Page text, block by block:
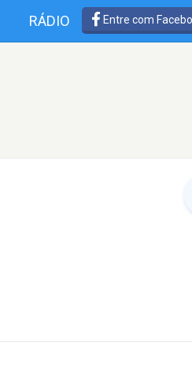
RÁDIO Entre com